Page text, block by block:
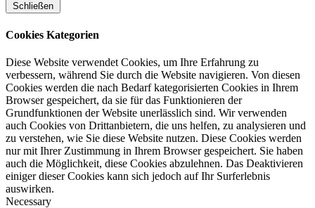
Schließen
Cookies Kategorien
Diese Website verwendet Cookies, um Ihre Erfahrung zu
verbessern, während Sie durch die Website navigieren. Von diesen
Cookies werden die nach Bedarf kategorisierten Cookies in Ihrem
Browser gespeichert, da sie für das Funktionieren der
Grundfunktionen der Website unerlässlich sind. Wir verwenden
auch Cookies von Drittanbietern, die uns helfen, zu analysieren und
zu verstehen, wie Sie diese Website nutzen. Diese Cookies werden
nur mit Ihrer Zustimmung in Ihrem Browser gespeichert. Sie haben
auch die Möglichkeit, diese Cookies abzulehnen. Das Deaktivieren
einiger dieser Cookies kann sich jedoch auf Ihr Surferlebnis
auswirken.
Necessary